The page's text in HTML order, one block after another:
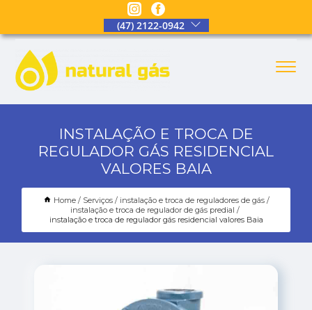
(47) 2122-0942
INSTALAÇÃO E TROCA DE
REGULADOR GÁS RESIDENCIAL
VALORES BAIA
Home Serviços
instalação e troca de reguladores de gás
instalação e troca de regulador de gás predial
instalação e troca de regulador gás residencial valores Baia